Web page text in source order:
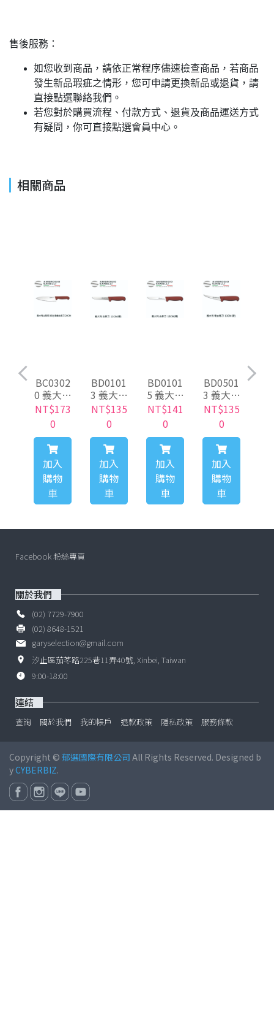
售後服務：
如您收到商品，請依正常程序儘速檢查商品，若商品
發生新品瑕疵之情形，您可申請更換新品或退貨，請
直接點選聯絡我們。
若您對於購買流程、付款方式、退貨及商品運送方式
有疑問，你可直接點選會員中心。
相關商品
BC0302
0 義大利
SANELL
BBQ 鋸
齒主廚
刀 20cm
屠夫刀
系列
NT$173
0
加入
購物
車
BD0101
3 義大利
SANELL
BBQ 窄
去骨刀-
直刀-硬
13CM 屠
夫刀系
列
NT$135
0
加入
購物
車
BD0101
5 義大利
SANELL
BBQ 窄
去骨刀-
直刀-硬
15CM 屠
夫刀系
列
NT$141
0
加入
購物
車
BD0501
3 義大利
SANELL
BBQ系
列 去骨
刀-彎刀-
硬 13CM
屠夫刀
系列
NT$135
0
加入
購物
車
關於我們
(02) 7729-7900
(02) 8648-1521
garyselection@gmail.com
汐止區茄苳路225巷11弄40號, Xinbei, Taiwan
9:00-18:00
連結
查詢 關於我們 我的帳戶 退款政策 隱私政策 服務條款
Facebook 粉絲專頁
Copyright © 郁選國際有限公司 All Rights Reserved. Designed b
yCYBERBIZ.